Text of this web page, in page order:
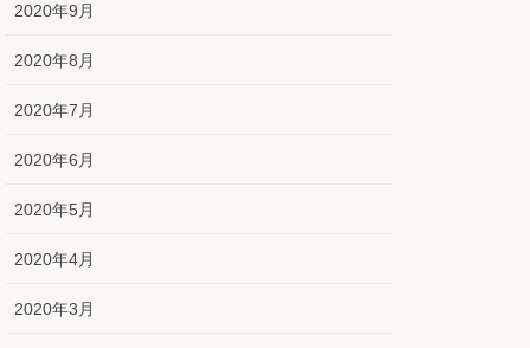
2020年9月
2020年8月
2020年7月
2020年6月
2020年5月
2020年4月
2020年3月